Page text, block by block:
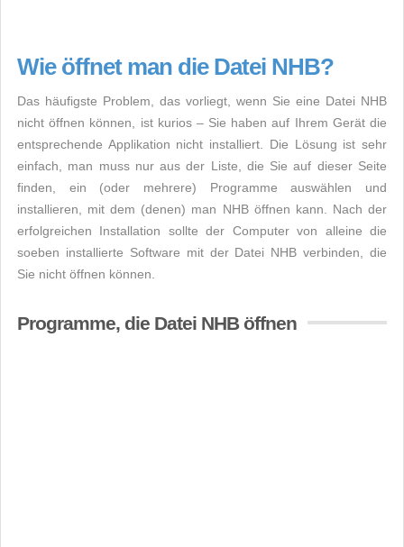
Wie öffnet man die Datei NHB?
Das häufigste Problem, das vorliegt, wenn Sie eine Datei NHB
nicht öffnen können, ist kurios – Sie haben auf Ihrem Gerät die
entsprechende Applikation nicht installiert. Die Lösung ist sehr
einfach, man muss nur aus der Liste, die Sie auf dieser Seite
finden, ein (oder mehrere) Programme auswählen und
installieren, mit dem (denen) man NHB öffnen kann. Nach der
erfolgreichen Installation sollte der Computer von alleine die
soeben installierte Software mit der Datei NHB verbinden, die
Sie nicht öffnen können.
Programme, die Datei NHB öffnen